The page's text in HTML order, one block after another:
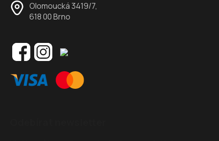
Olomoucká 3419/7,
618 00 Brno